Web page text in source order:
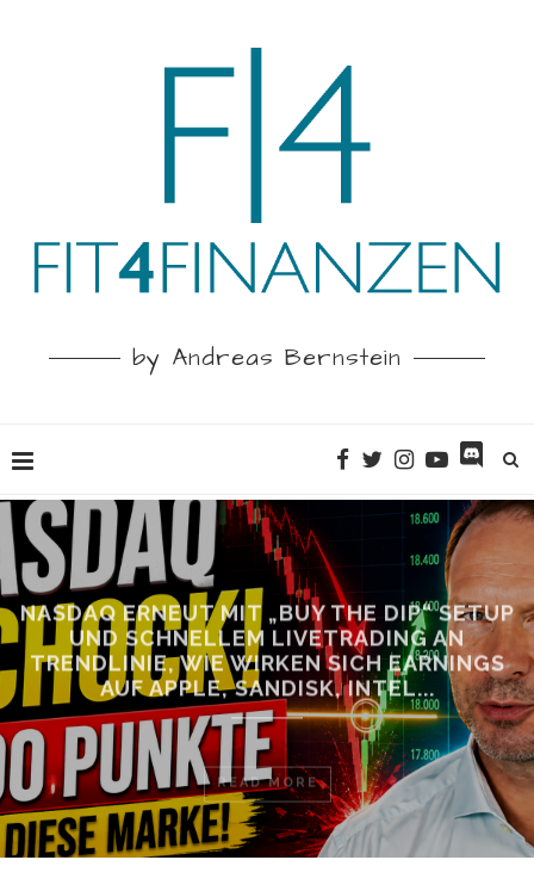
by Andreas Bernstein
NASDAQ ERNEUT MIT „BUY THE DIP“ SETUP
UND SCHNELLEM LIVETRADING AN
TRENDLINIE, WIE WIRKEN SICH EARNINGS
AUF APPLE, SANDISK, INTEL...
READ MORE